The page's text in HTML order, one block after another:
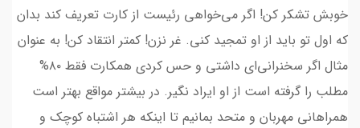
خوبش تشکر کن! اگر می‌خواهی رئیست از کارت تعریف کند بدان
که اول تو باید از او تمجید کنی. غر نزن! کمتر انتقاد کن! به عنوان
مثال اگر سخنرانی‌ای داشتی و حس کردی همکارت فقط ۸۰%
مطلب را گرفته است از او ایراد نگیر. در بیشتر مواقع بهتر است
همراهانی مهربان و متحد بمانیم تا اینکه هر اشتباه کوچک و